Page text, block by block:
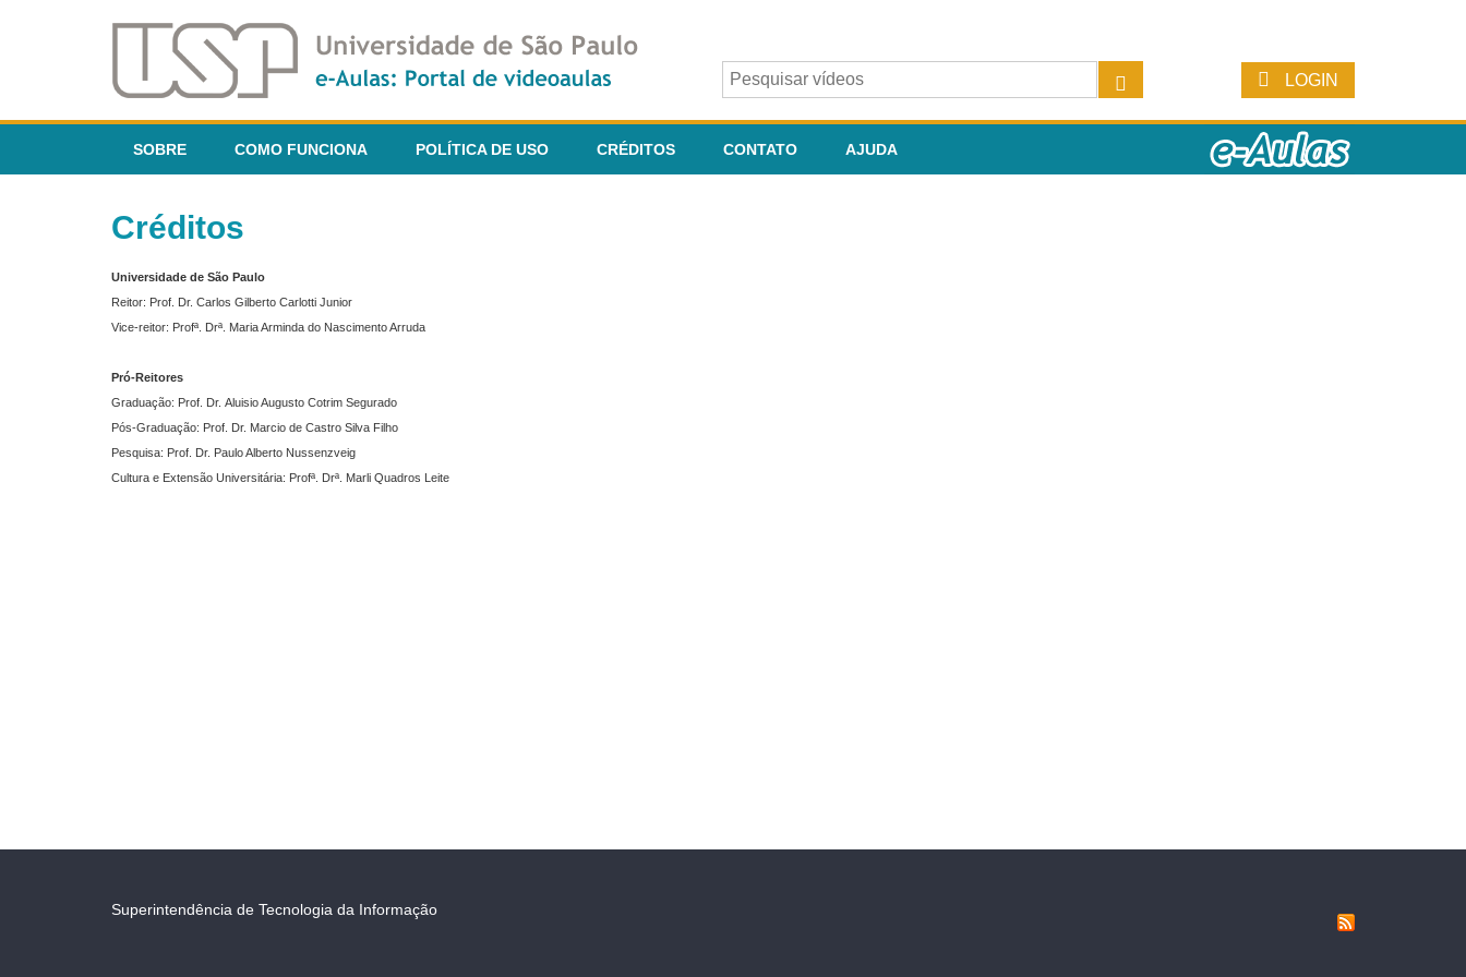
LOGIN
SOBRE COMO FUNCIONA POLÍTICA DE USO CRÉDITOS CONTATO AJUDA
Créditos
Universidade de São Paulo
Reitor: Prof. Dr. Carlos Gilberto Carlotti Junior
Vice-reitor: Profª. Drª. Maria Arminda do Nascimento Arruda
Pró-Reitores
Graduação: Prof. Dr. Aluisio Augusto Cotrim Segurado
Pós-Graduação: Prof. Dr. Marcio de Castro Silva Filho
Pesquisa: Prof. Dr. Paulo Alberto Nussenzveig
Cultura e Extensão Universitária: Profª. Drª. Marli Quadros Leite
Superintendência de Tecnologia da Informação